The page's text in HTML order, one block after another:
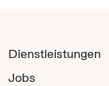
Dienstleistungen
Jobs